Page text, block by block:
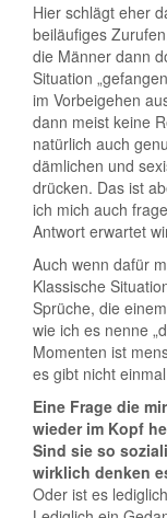
Hier schlägt eher
beiläufiges
die Männer dann
Situation
im Vorbeigehen
dann meist keine
natürlich auch
dämlichen und
drücken. Das ist
ich mich auch
Antwort erwartet
Auch wenn dafür
Klassische
Sprüche, die
wie ich es nenne
Momenten ist
es gibt nicht
Eine Frage die
wieder im Kopf
Sind sie so
wirklich denken
Oder ist es